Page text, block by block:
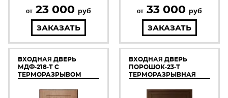
от 23 000 руб
ЗАКАЗАТЬ
от 33 000 руб
ЗАКАЗАТЬ
ВХОДНАЯ ДВЕРЬ
МДФ-218-Т С
ТЕРМОРАЗРЫВОМ
ВХОДНАЯ ДВЕРЬ
ПОРОШОК-23-Т
ТЕРМОРАЗРЫВНАЯ